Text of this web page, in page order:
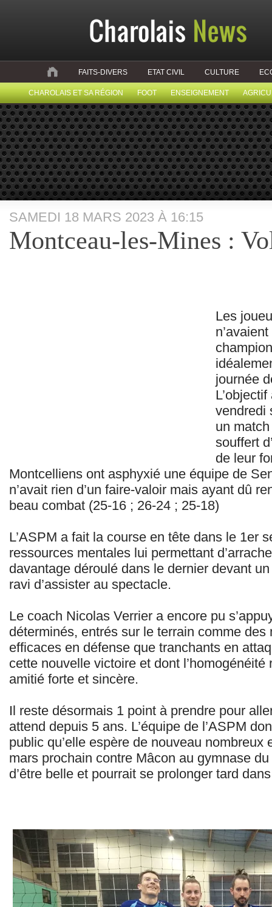
FAITS-DIVERS ETAT CIVIL CULTURE
CHAROLAIS ET SA RÉGION FOOT ENSEIGNEMENT
SAMEDI 18 MARS 2023 À 16:15
Montceau-les-Mines :
Les
journée
vendredi
un
souffert
de leur
Montcelliens ont asphyxié une équipe de
n’avait rien d’un faire-valoir mais ayant dû
beau combat (25-16 ; 26-24 ; 25-18)
L’ASPM a fait la course en tête dans le 1er
ressources mentales lui permettant
davantage déroulé dans le dernier devant
ravi d’assister au spectacle.
Le coach Nicolas Verrier a encore pu
déterminés, entrés sur le terrain comme
efficaces en défense que tranchants en
cette nouvelle victoire et dont
amitié forte et sincère.
Il reste désormais 1 point à prendre pour
attend depuis 5 ans. L’équipe de l’ASPM
public qu’elle espère de nouveau nombreux
mars prochain contre Mâcon au gymnase
d’être belle et pourrait se prolonger tard